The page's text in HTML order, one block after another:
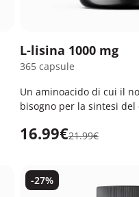
L-lisina 1000 mg
365 capsule
Un aminoacido di cui il
bisogno per la sintesi del
16.99€21.99€
-27%